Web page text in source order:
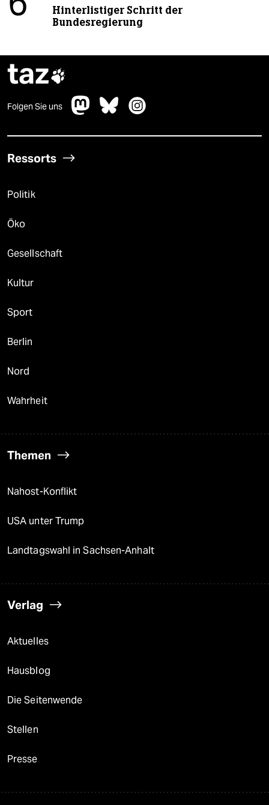
Hinterlistiger Schritt der
Bundesregierung
taz
Folgen Sie uns
Ressorts
Politik
Öko
Gesellschaft
Kultur
Sport
Berlin
Nord
Wahrheit
Themen
Nahost-Konflikt
USA unter Trump
Landtagswahl in Sachsen-Anhalt
Verlag
Aktuelles
Hausblog
Die Seitenwende
Stellen
Presse